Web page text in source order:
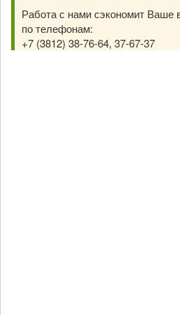
Работа с нами сэкономит
по телефонам:
+7 (3812) 38-76-64, 37-67-37